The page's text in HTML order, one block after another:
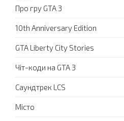
Про гру GTA 3
10th Anniversary Edition
GTA Liberty City Stories
Чіт-коди на GTA 3
Саундтрек LCS
Місто